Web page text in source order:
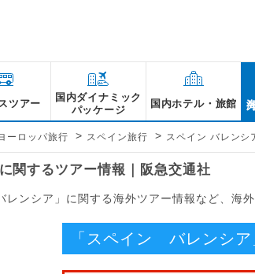
ツアー
国内ダイナミック
パッケージ
国内ホテル・旅館
ーロッパ旅行 > スペイン旅行 > スペイン バレンシ
関するツアー情報｜阪急交通社
レンシア」に関する海外ツアー情報など、海
「スペイン バレンシ